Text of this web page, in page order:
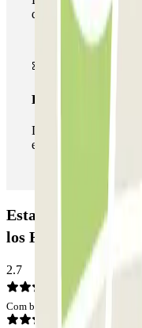
de estacionamento
Passe ilimitado
Durante a sua
estacionamento as
Estacionamento
los Heros: Opiniões
2.7
Com base em 7 opiniões